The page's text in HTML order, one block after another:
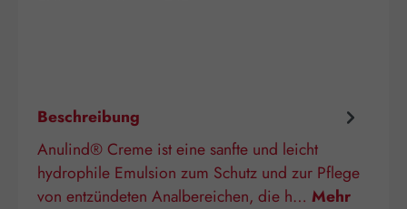
Beschreibung
Anulind® Creme ist eine sanfte und leicht
hydrophile Emulsion zum Schutz und zur Pflege
von entzündeten Analbereichen, die h… Mehr